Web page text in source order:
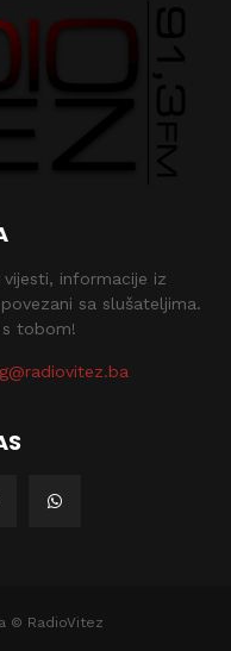
informacije iz
sa slušateljima.
tobom!
© RadioVitez